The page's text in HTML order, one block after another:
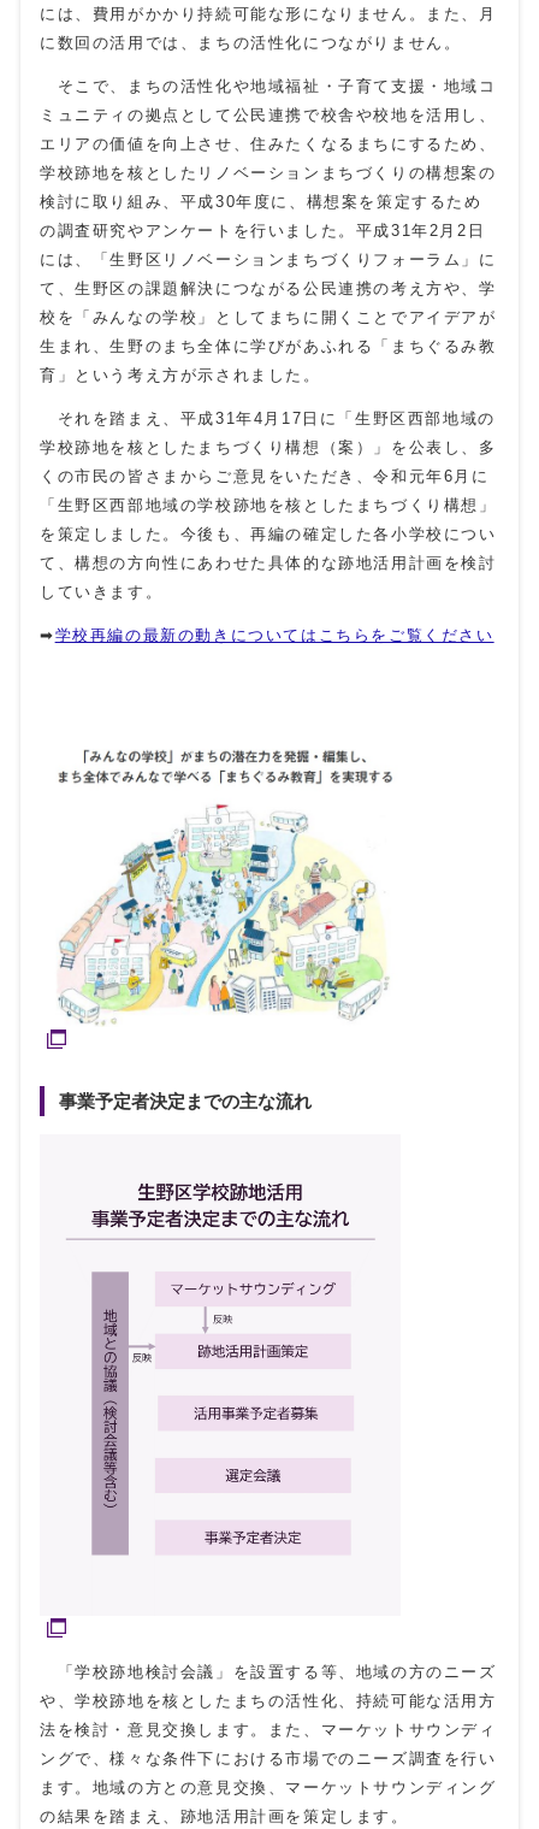
には、費用がかかり持続可能な形になりません。また、月
に数回の活用では、まちの活性化につながりません。
そこで、まちの活性化や地域福祉・子育て支援・地域コ
ミュニティの拠点として公民連携で校舎や校地を活用し、
エリアの価値を向上させ、住みたくなるまちにするため、
学校跡地を核としたリノベーションまちづくりの構想案の
検討に取り組み、平成30年度に、構想案を策定するため
の調査研究やアンケートを行いました。平成31年2月2日
には、「生野区リノベーションまちづくりフォーラム」に
て、生野区の課題解決につながる公民連携の考え方や、学
校を「みんなの学校」としてまちに開くことでアイデアが
生まれ、生野のまち全体に学びがあふれる「まちぐるみ教
育」という考え方が示されました。
それを踏まえ、平成31年4月17日に「生野区西部地域の
学校跡地を核としたまちづくり構想（案）」を公表し、多
くの市民の皆さまからご意見をいただき、令和元年6月に
「生野区西部地域の学校跡地を核としたまちづくり構想」
を策定しました。今後も、再編の確定した各小学校につい
て、構想の方向性にあわせた具体的な跡地活用計画を検討
していきます。
➡学校再編の最新の動きについてはこちらをご覧ください
事業予定者決定までの主な流れ
「学校跡地検討会議」を設置する等、地域の方のニーズ
や、学校跡地を核としたまちの活性化、持続可能な活用方
法を検討・意見交換します。また、マーケットサウンディ
ングで、様々な条件下における市場でのニーズ調査を行い
ます。地域の方との意見交換、マーケットサウンディング
の結果を踏まえ、跡地活用計画を策定します。